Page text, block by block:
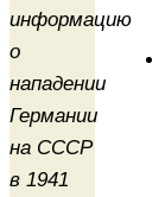
информацию
о
нападении
Германии
на СССР
в 1941